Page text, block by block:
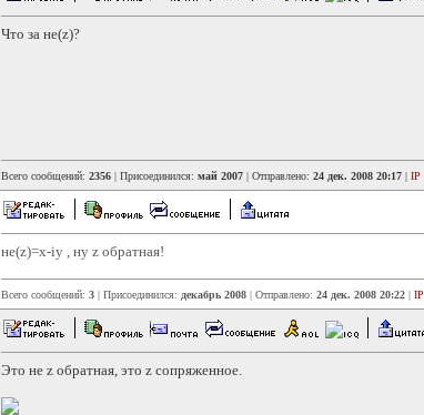
Что за не(z)?
Всего сообщений: 2356 | Присоединился: май 2007 | Отправлено: 24 дек. 2008 20:17 | IP
не(z)=x-iy , ну z обратная!
Всего сообщений: 3 | Присоединился: декабрь 2008 | Отправлено: 24 дек. 2008 20:22 | IP
Это не z обратная, это z сопряженное.